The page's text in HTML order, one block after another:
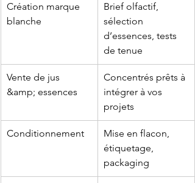
Création marque
blanche
Brief olfactif,
sélection
d’essences, tests
de tenue
Vente de jus
&amp; essences
Concentrés prêts à
intégrer à vos
projets
Conditionnement
Mise en flacon,
étiquetage,
packaging